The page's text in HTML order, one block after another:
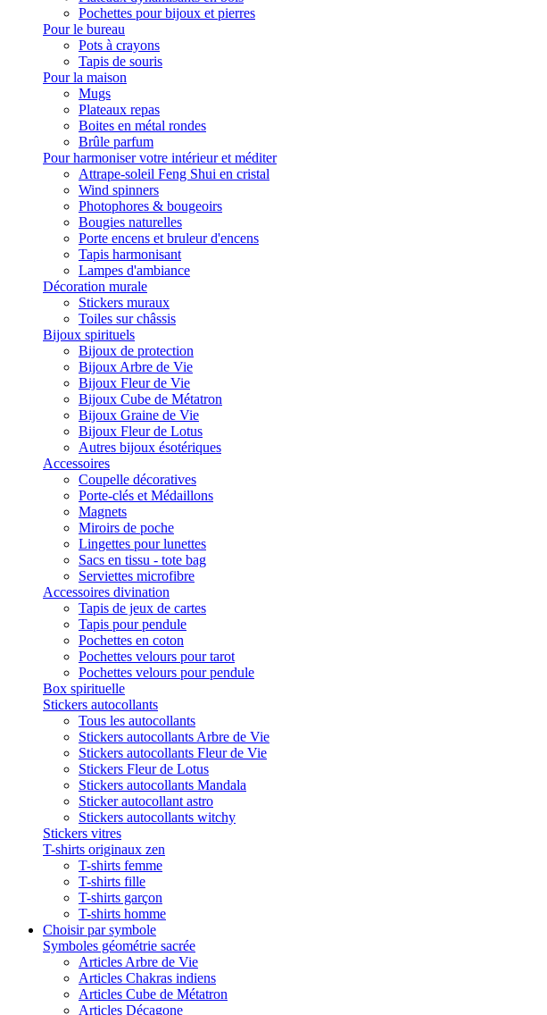
Pochettes pour bijoux et pierres
Pour le bureau
Pots à crayons
Tapis de souris
Pour la maison
Mugs
Plateaux repas
Boites en métal rondes
Brûle parfum
Pour harmoniser votre intérieur et méditer
Attrape-soleil Feng Shui en cristal
Wind spinners
Photophores & bougeoirs
Bougies naturelles
Porte encens et bruleur d'encens
Tapis harmonisant
Lampes d'ambiance
Décoration murale
Stickers muraux
Toiles sur châssis
Bijoux spirituels
Bijoux de protection
Bijoux Arbre de Vie
Bijoux Fleur de Vie
Bijoux Cube de Métatron
Bijoux Graine de Vie
Bijoux Fleur de Lotus
Autres bijoux ésotériques
Accessoires
Coupelle décoratives
Porte-clés et Médaillons
Magnets
Miroirs de poche
Lingettes pour lunettes
Sacs en tissu - tote bag
Serviettes microfibre
Accessoires divination
Tapis de jeux de cartes
Tapis pour pendule
Pochettes en coton
Pochettes velours pour tarot
Pochettes velours pour pendule
Box spirituelle
Stickers autocollants
Tous les autocollants
Stickers autocollants Arbre de Vie
Stickers autocollants Fleur de Vie
Stickers Fleur de Lotus
Stickers autocollants Mandala
Sticker autocollant astro
Stickers autocollants witchy
Stickers vitres
T-shirts originaux zen
T-shirts femme
T-shirts fille
T-shirts garçon
T-shirts homme
Choisir par symbole
Symboles géométrie sacrée
Articles Arbre de Vie
Articles Chakras indiens
Articles Cube de Métatron
Articles Décagone